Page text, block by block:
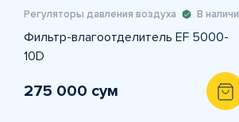
Регуляторы давления воздуха В
Фильтр-влагоотделитель EF 5000-
10D
275 000 сум